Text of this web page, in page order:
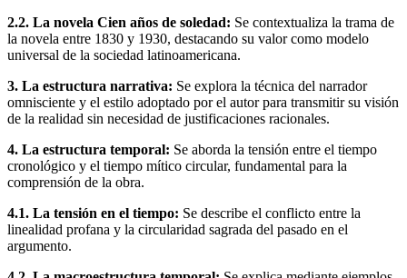
2.2. La novela Cien años de soledad: Se contextualiza la trama de
la novela entre 1830 y 1930, destacando su valor como modelo
universal de la sociedad latinoamericana.
3. La estructura narrativa: Se explora la técnica del narrador
omnisciente y el estilo adoptado por el autor para transmitir su visión
de la realidad sin necesidad de justificaciones racionales.
4. La estructura temporal: Se aborda la tensión entre el tiempo
cronológico y el tiempo mítico circular, fundamental para la
comprensión de la obra.
4.1. La tensión en el tiempo: Se describe el conflicto entre la
linealidad profana y la circularidad sagrada del pasado en el
argumento.